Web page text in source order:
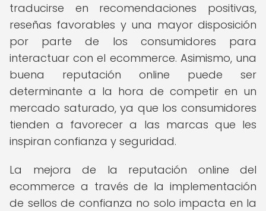
traducirse en recomendaciones positivas,
reseñas favorables y una mayor disposición
por parte de los consumidores para
interactuar con el ecommerce. Asimismo, una
buena reputación online puede ser
determinante a la hora de competir en un
mercado saturado, ya que los consumidores
tienden a favorecer a las marcas que les
inspiran confianza y seguridad.
La mejora de la reputación online del
ecommerce a través de la implementación
de sellos de confianza no solo impacta en la